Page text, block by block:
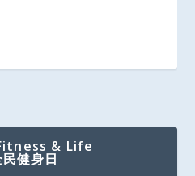
& Life
健身日